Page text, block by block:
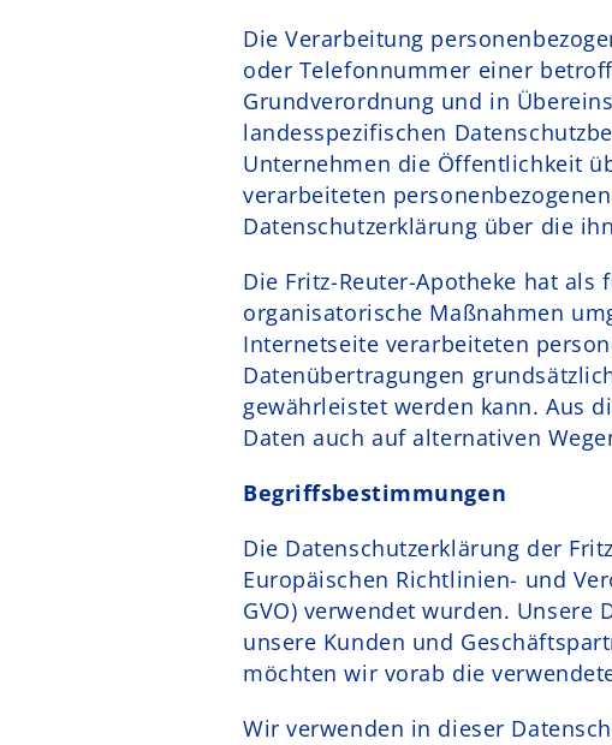
Die Verarbeitung
oder Telefonnummer einer
Grundverordnung und in
landesspezifischen
Unternehmen die Öffentlichkeit
verarbeiteten
Datenschutzerklärung über die
Die Fritz-Reuter-Apotheke hat
organisatorische Maßnahmen
Internetseite verarbeiteten
Datenübertragungen
gewährleistet werden kann. Aus
Daten auch auf alternativen
Begriffsbestimmungen
Die Datenschutzerklärung der
Europäischen Richtlinien- und
GVO) verwendet wurden.
unsere Kunden und
möchten wir vorab die
Wir verwenden in dieser